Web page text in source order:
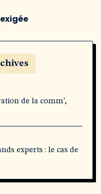
de la comm’,
experts : le cas de